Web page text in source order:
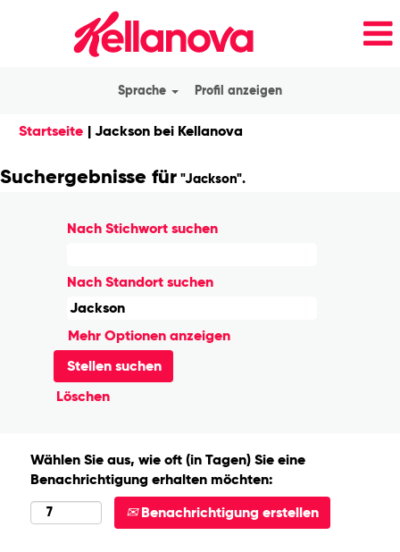
Sprache Profil anzeigen
Startseite | Jackson bei Kellanova(aktuelle
Suchergebnisse für "Jackson".
Nach Stichwort suchen
Nach Standort suchen
Mehr Optionen anzeigen
Löschen
Wählen Sie aus, wie oft (in Tagen) Sie eine
Benachrichtigung erhalten möchten:
Benachrichtigung erstellen